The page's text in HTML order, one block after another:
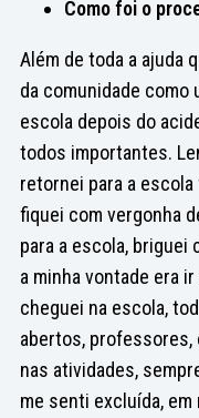
Como foi o
Além de toda a ajuda
da comunidade como
escola depois do
todos importantes.
retornei para a
fiquei com vergonha
para a escola, briguei
a minha vontade era
cheguei na escola,
abertos, professores,
nas atividades,
me senti excluída,